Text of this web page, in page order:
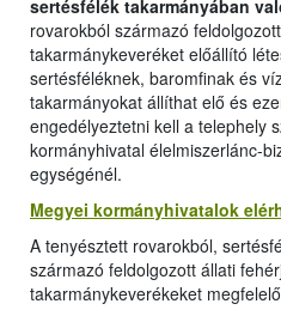
sertésfélék takarmányában
rovarokból származó
takarmánykeveréket előállító
sertésféléknek, baromfinak és
takarmányokat állíthat elő és
engedélyeztetni kell a telephely
kormányhivatal élelmiszerlánc-
egységénél.
Megyei kormányhivatalok
A tenyésztett rovarokból,
származó feldolgozott állati
takarmánykeverékeket